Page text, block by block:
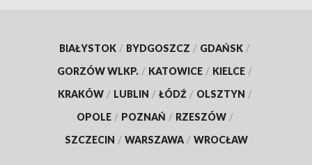
BIAŁYSTOK / BYDGOSZCZ / GDAŃSK /
GORZÓW WLKP. / KATOWICE / KIELCE /
KRAKÓW / LUBLIN / ŁÓDŹ / OLSZTYN /
OPOLE / POZNAŃ / RZESZÓW /
SZCZECIN / WARSZAWA / WROCŁAW